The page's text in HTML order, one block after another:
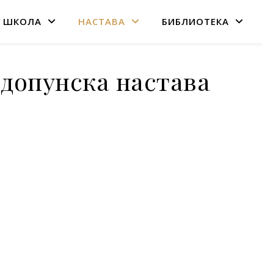
ШКОЛА НАСТАВА БИБЛИОТЕКА
настава